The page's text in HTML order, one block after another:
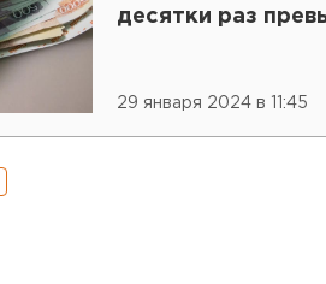
десятки раз
29 января 2024 в 11:45